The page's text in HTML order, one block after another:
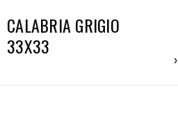
CALABRIA GRIGIO
33X33
›